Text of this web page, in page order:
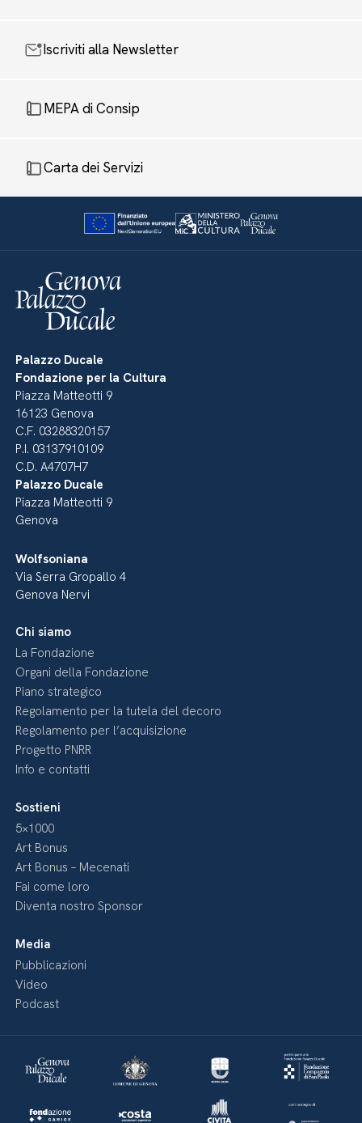
Iscriviti alla Newsletter
MEPA di Consip
Carta dei Servizi
Palazzo Ducale
Fondazione per la Cultura
Piazza Matteotti 9
16123 Genova
C.F. 03288320157
P.I. 03137910109
C.D. A4707H7
Palazzo Ducale
Piazza Matteotti 9
Genova
Wolfsoniana
Via Serra Gropallo 4
Genova Nervi
Chi siamo
La Fondazione
Organi della Fondazione
Piano strategico
Regolamento per la tutela del decoro
Regolamento per l’acquisizione
Progetto PNRR
Info e contatti
Sostieni
5×1000
Art Bonus
Art Bonus – Mecenati
Fai come loro
Diventa nostro Sponsor
Media
Pubblicazioni
Video
Podcast